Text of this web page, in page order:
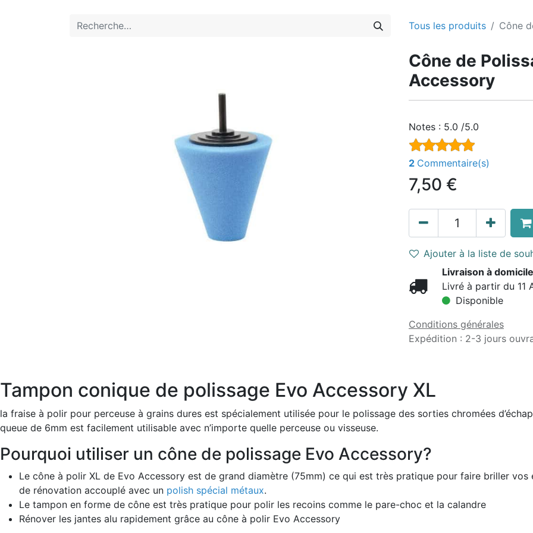
Tous les produits Cône
Cône de
Accessory
Notes : 5.0 /5.0
2 Commentaire(s)
7,50 €
Ajouter à la liste de
Livraison à
Livré à partir du 11
Disponible
Conditions générales
Expédition : 2-3 jours
Tampon conique de polissage Evo Accessory XL
la fraise à polir pour perceuse à grains dures est spécialement utilisée pour le polissage des sorties chromées
queue de 6mm est facilement utilisable avec n’importe quelle perceuse ou visseuse.
Pourquoi utiliser un cône de polissage Evo Accessory?
Le cône à polir XL de Evo Accessory est de grand diamètre (75mm) ce qui est très pratique pour faire briller vos
de rénovation accouplé avec un polish spécial métaux.
Le tampon en forme de cône est très pratique pour polir les recoins comme le pare-choc et la calandre
Rénover les jantes alu rapidement grâce au cône à polir Evo Accessory